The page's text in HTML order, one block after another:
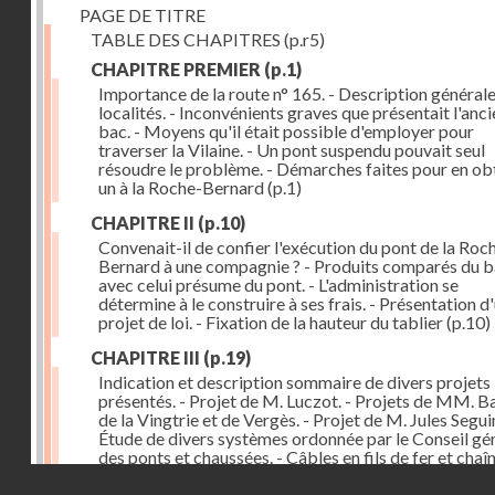
PAGE DE TITRE
TABLE DES CHAPITRES (p.r5)
CHAPITRE PREMIER (p.1)
Importance de la route n° 165. - Description
localités. - Inconvénients graves que présentait
bac. - Moyens qu'il était possible d'employer pour
traverser la Vilaine. - Un pont suspendu pouvait seul
résoudre le problème. - Démarches faites pour en
un à la Roche-Bernard(p.1)
CHAPITRE II (p.10)
Convenait-il de confier l'exécution du pont de la
Bernard à une compagnie ? - Produits comparés du
avec celui présume du pont. - L'administration se
détermine à le construire à ses frais. - Présentation
projet de loi. - Fixation de la hauteur du tablier(p.10)
CHAPITRE III (p.19)
Indication et description sommaire de divers projets
présentés. - Projet de M. Luczot. - Projets de MM.
de la Vingtrie et de Vergès. - Projet de M. Jules
Étude de divers systèmes ordonnée par le Conseil
des ponts et chaussées. - Câbles en fils de fer et